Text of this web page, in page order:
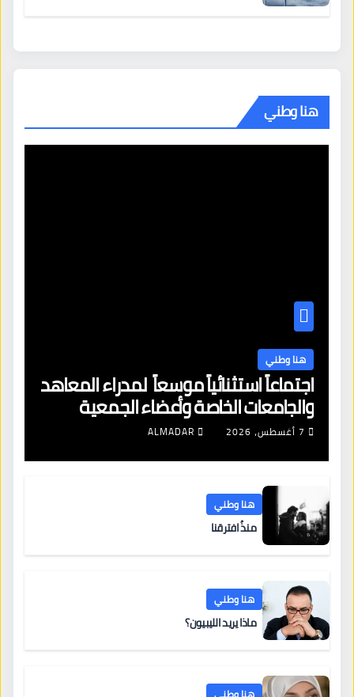
هنا وطني
هنا وطني
اجتماعاً استثنائياً موسعاً لمدراء المعاهد
والجامعات الخاصة وأعضاء الجمعية
العمومية للنقابة العامة لمؤسسات
7 أغسطس، 2026 ALMADAR
هنا وطني
منذُ افترقنا
هنا وطني
ماذا يريد الليبيون؟